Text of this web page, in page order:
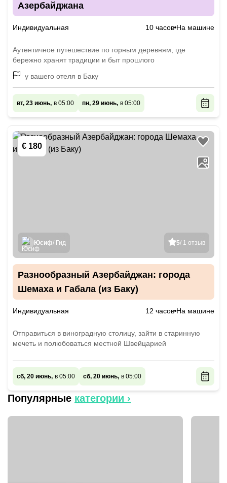
Азербайджана
Индивидуальная 10 часов На машине
Аутентичное путешествие по горным деревням, где
бережно хранят традиции и быт прошлого
у вашего отеля в Баку
вт, 23 июнь, в 05:00 пн, 29 июнь, в 05:00
€ 180
5/ 1 отзыв
Юсиф/ Гид
Разнообразный Азербайджан: города
Шемаха и Габала (из Баку)
Индивидуальная 12 часов На машине
Отправиться в виноградную столицу, зайти в старинную
мечеть и полюбоваться местной Швейцарией
сб, 20 июнь, в 05:00 сб, 20 июнь, в 05:00
Популярные категории ›